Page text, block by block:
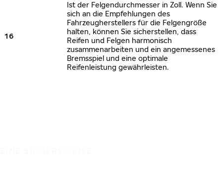
16
Ist der Felgendurchmesser in Zoll. Wenn Sie
sich an die Empfehlungen des
Fahrzeugherstellers für die Felgengröße
halten, können Sie sicherstellen, dass
Reifen und Felgen harmonisch
zusammenarbeiten und ein angemessenes
Bremsspiel und eine optimale
Reifenleistung gewährleisten.